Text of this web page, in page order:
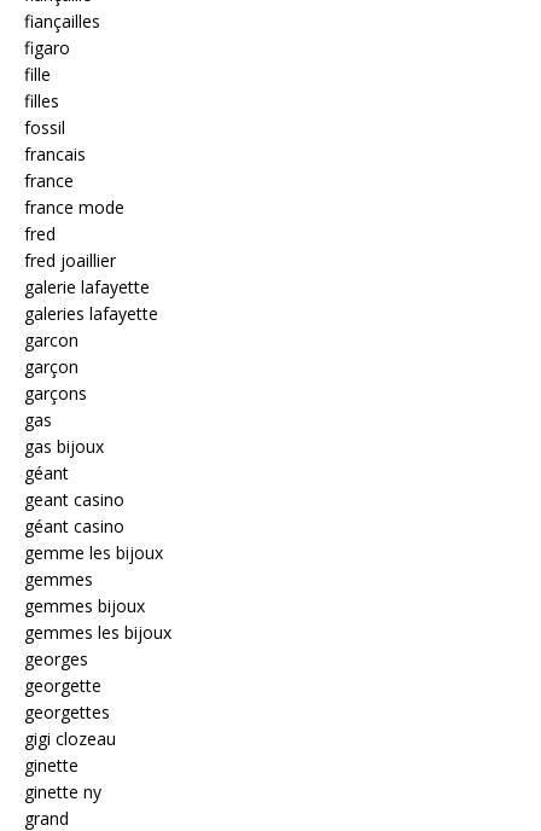
fiançailles
figaro
fille
filles
fossil
francais
france
france mode
fred
fred joaillier
galerie lafayette
galeries lafayette
garcon
garçon
garçons
gas
gas bijoux
géant
geant casino
géant casino
gemme les bijoux
gemmes
gemmes bijoux
gemmes les bijoux
georges
georgette
georgettes
gigi clozeau
ginette
ginette ny
grand